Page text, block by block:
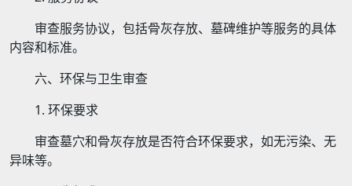
审查服务协议，包括骨灰存放、墓碑维护等服务的具体
内容和标准。
六、环保与卫生审查
1. 环保要求
审查墓穴和骨灰存放是否符合环保要求，如无污染、无
异味等。